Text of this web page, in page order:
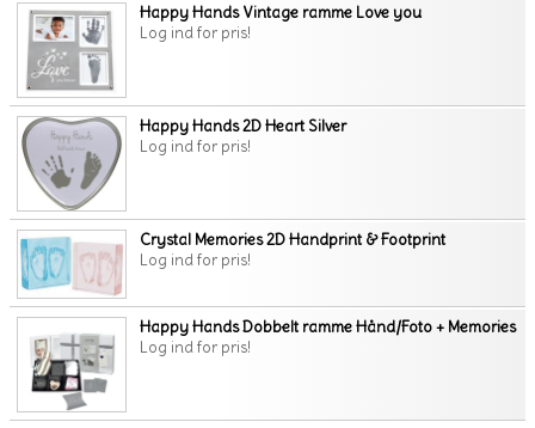
Happy Hands Vintage ramme Love you
Log ind for pris!
Happy Hands 2D Heart Silver
Log ind for pris!
Crystal Memories 2D Handprint & Footprint
Log ind for pris!
Happy Hands Dobbelt ramme Hånd/Foto + Memories
Log ind for pris!